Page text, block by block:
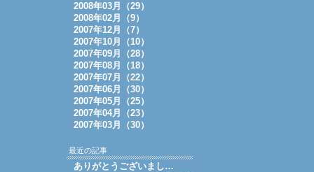
2008年03月（29）
2008年02月（9）
2007年12月（7）
2007年10月（10）
2007年09月（28）
2007年08月（18）
2007年07月（22）
2007年06月（30）
2007年05月（25）
2007年04月（23）
2007年03月（30）
最近の記事
ありがとうございまし…